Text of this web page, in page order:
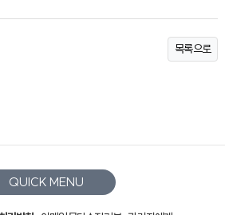
목록으로
QUICK MENU